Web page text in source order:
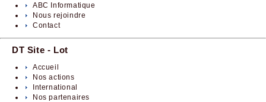
ABC Informatique
Nous rejoindre
Contact
DT Site - Lot
Accueil
Nos actions
International
Nos partenaires